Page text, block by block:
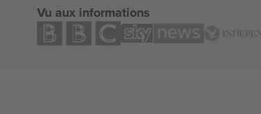
Vu aux informations